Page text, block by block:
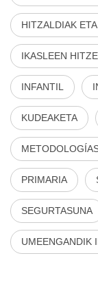
HITZALDIAK
IKASLEEN
INFANTIL
KUDEAKETA
PRIMARIA
SEGURTASUNA
UMEENGANDIK